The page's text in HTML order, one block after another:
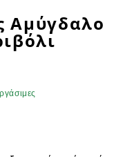
Αμύγδαλο